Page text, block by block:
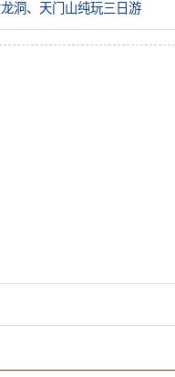
洞、天门山纯玩三日游